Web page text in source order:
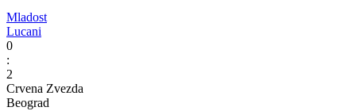
Mladost
Lucani
0
:
2
Crvena Zvezda
Beograd